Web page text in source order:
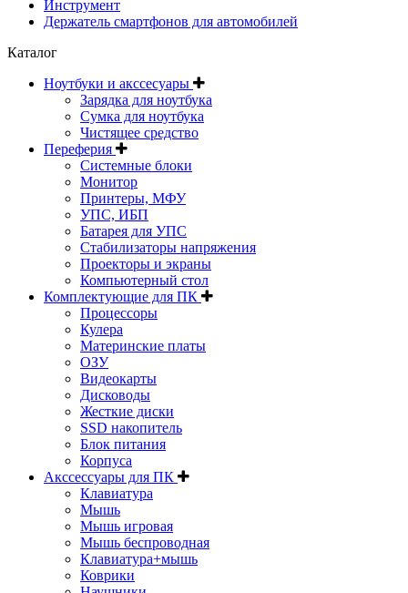
Инструмент
Держатель смартфонов для автомобилей
Каталог
Ноутбуки и акссесуары
Зарядка для ноутбука
Сумка для ноутбука
Чистящее средство
Переферия
Системные блоки
Монитор
Принтеры, МФУ
УПС, ИБП
Батарея для УПС
Стабилизаторы напряжения
Проекторы и экраны
Компьютерный стол
Комплектующие для ПК
Процессоры
Кулера
Материнские платы
ОЗУ
Видеокарты
Дисководы
Жесткие диски
SSD накопитель
Блок питания
Корпуса
Акссессуары для ПК
Клавиатура
Мышь
Мышь игровая
Мышь беспроводная
Клавиатура+мышь
Коврики